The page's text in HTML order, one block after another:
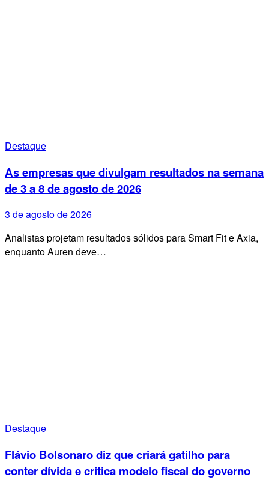
Destaque
As empresas que divulgam resultados na semana
de 3 a 8 de agosto de 2026
3 de agosto de 2026
Analistas projetam resultados sólidos para Smart Fit e Axia,
enquanto Auren deve…
Destaque
Flávio Bolsonaro diz que criará gatilho para
conter dívida e critica modelo fiscal do governo